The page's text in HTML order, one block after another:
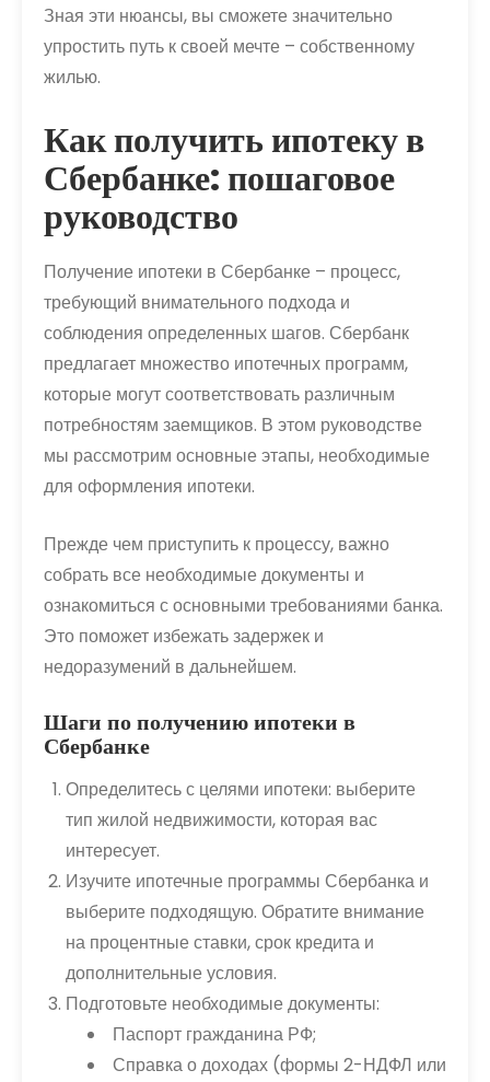
Зная эти нюансы, вы сможете значительно
упростить путь к своей мечте – собственному
жилью.
Как получить ипотеку в
Сбербанке: пошаговое
руководство
Получение ипотеки в Сбербанке – процесс,
требующий внимательного подхода и
соблюдения определенных шагов. Сбербанк
предлагает множество ипотечных программ,
которые могут соответствовать различным
потребностям заемщиков. В этом руководстве
мы рассмотрим основные этапы, необходимые
для оформления ипотеки.
Прежде чем приступить к процессу, важно
собрать все необходимые документы и
ознакомиться с основными требованиями банка.
Это поможет избежать задержек и
недоразумений в дальнейшем.
Шаги по получению ипотеки в
Сбербанке
Определитесь с целями ипотеки: выберите
тип жилой недвижимости, которая вас
интересует.
Изучите ипотечные программы Сбербанка и
выберите подходящую. Обратите внимание
на процентные ставки, срок кредита и
дополнительные условия.
Подготовьте необходимые документы:
Паспорт гражданина РФ;
Справка о доходах (формы 2-НДФЛ или